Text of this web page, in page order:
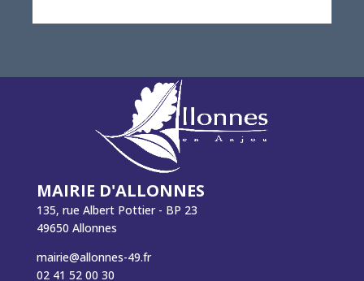
MAIRIE D'ALLONNES
135, rue Albert Pottier - BP 23
49650 Allonnes
mairie@allonnes-49.fr
02 41 52 00 30